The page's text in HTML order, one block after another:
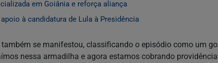
em Goiânia e reforça aliança
à candidatura de Lula à Presidência
se manifestou, classificando o episódio como um
nessa armadilha e agora estamos cobrando